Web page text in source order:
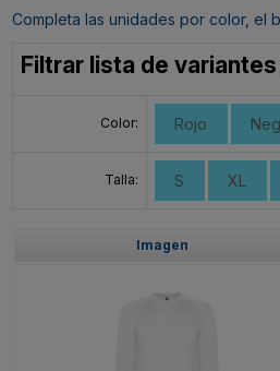
Completa las unidades por color, el
Filtrar lista de
Color: Rojo
Talla: S XL
Imagen